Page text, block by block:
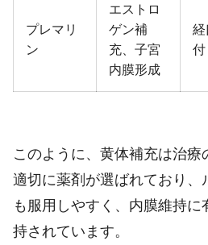
プレマリ
ン
エストロ
ゲン補
充、子宮
内膜形成
経
付
このように、黄体補充は治療
適切に薬剤が選ばれており、
も服用しやすく、内膜維持
持されています。